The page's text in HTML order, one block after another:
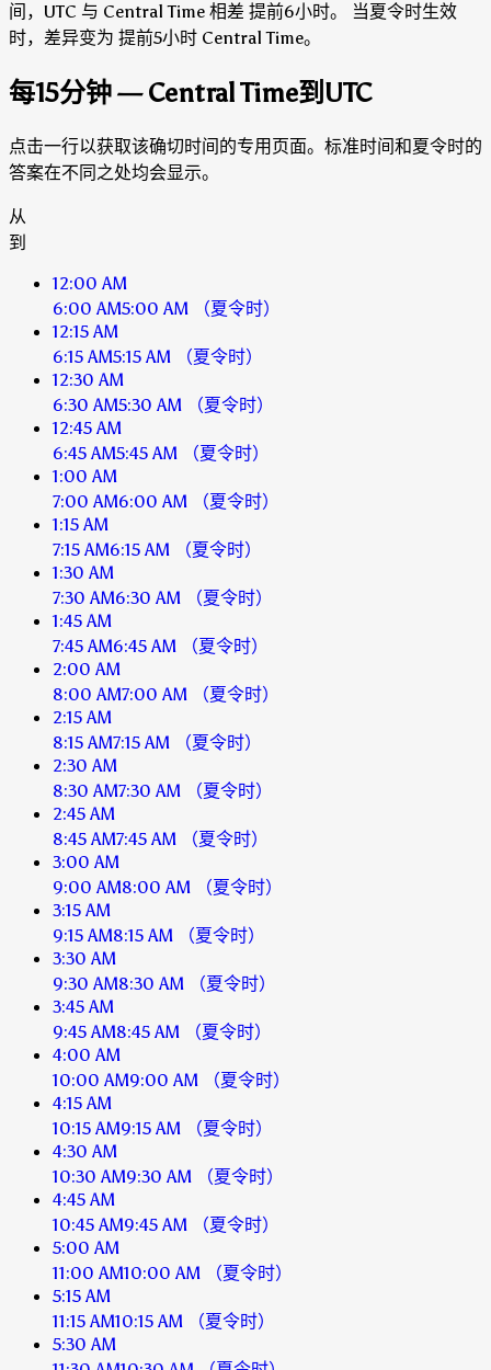
间，UTC 与 Central Time 相差 提前6小时。
当夏令时生效
时，差异变为 提前5小时 Central Time。
每15分钟 — Central Time到UTC
点击一行以获取该确切时间的专用页面。标准时间和夏令时的
答案在不同之处均会显示。
从
到
12:00 AM
6:00 AM5:00 AM
（夏令时）
12:15 AM
6:15 AM5:15 AM
（夏令时）
12:30 AM
6:30 AM5:30 AM
（夏令时）
12:45 AM
6:45 AM5:45 AM
（夏令时）
1:00 AM
7:00 AM6:00 AM
（夏令时）
1:15 AM
7:15 AM6:15 AM
（夏令时）
1:30 AM
7:30 AM6:30 AM
（夏令时）
1:45 AM
7:45 AM6:45 AM
（夏令时）
2:00 AM
8:00 AM7:00 AM
（夏令时）
2:15 AM
8:15 AM7:15 AM
（夏令时）
2:30 AM
8:30 AM7:30 AM
（夏令时）
2:45 AM
8:45 AM7:45 AM
（夏令时）
3:00 AM
9:00 AM8:00 AM
（夏令时）
3:15 AM
9:15 AM8:15 AM
（夏令时）
3:30 AM
9:30 AM8:30 AM
（夏令时）
3:45 AM
9:45 AM8:45 AM
（夏令时）
4:00 AM
10:00 AM9:00 AM
（夏令时）
4:15 AM
10:15 AM9:15 AM
（夏令时）
4:30 AM
10:30 AM9:30 AM
（夏令时）
4:45 AM
10:45 AM9:45 AM
（夏令时）
5:00 AM
11:00 AM10:00 AM
（夏令时）
5:15 AM
11:15 AM10:15 AM
（夏令时）
5:30 AM